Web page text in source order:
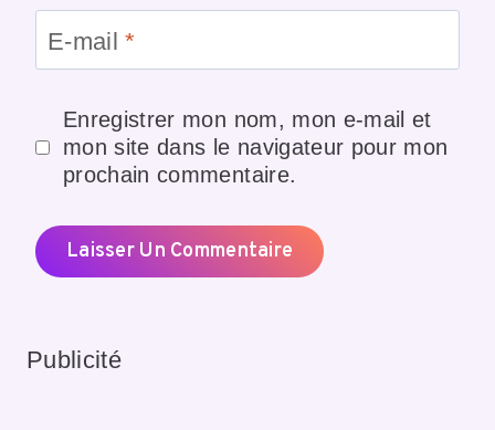
E-mail*
Enregistrer mon nom, mon e-mail et
mon site dans le navigateur pour mon
prochain commentaire.
Publicité